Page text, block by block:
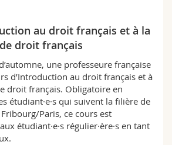
au droit français et à la
droit français
une professeure française
d’Introduction au droit français et à
droit français. Obligatoire en
étudiant·e·s qui suivent la filière de
Paris, ce cours est
étudiant·e·s régulier·ère·s en tant